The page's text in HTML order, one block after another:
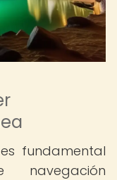
fundamental
navegación